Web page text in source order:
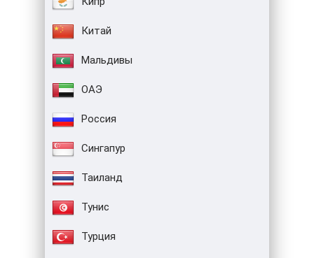
Китай
Мальдивы
ОАЭ
Россия
Сингапур
Таиланд
Тунис
Турция